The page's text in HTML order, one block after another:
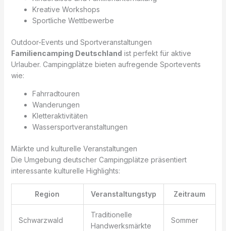
Kreative Workshops
Sportliche Wettbewerbe
Outdoor-Events und Sportveranstaltungen
Familiencamping Deutschland ist perfekt für aktive
Urlauber. Campingplätze bieten aufregende Sportevents
wie:
Fahrradtouren
Wanderungen
Kletteraktivitäten
Wassersportveranstaltungen
Märkte und kulturelle Veranstaltungen
Die Umgebung deutscher Campingplätze präsentiert
interessante kulturelle Highlights:
Region Veranstaltungstyp Zeitraum
Schwarzwald
Traditionelle
Handwerksmärkte
Sommer